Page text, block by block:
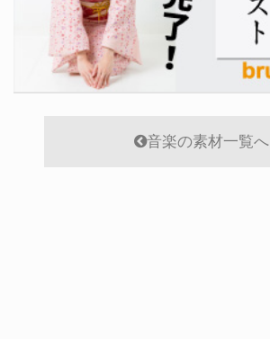
音楽の素材一覧へ